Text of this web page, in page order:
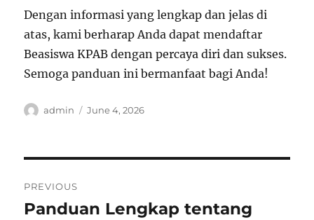
Dengan informasi yang lengkap dan jelas di
atas, kami berharap Anda dapat mendaftar
Beasiswa KPAB dengan percaya diri dan sukses.
Semoga panduan ini bermanfaat bagi Anda!
Author
admin
Posted
June 4, 2026
navigation
PREVIOUS
Previous
Panduan Lengkap tentang